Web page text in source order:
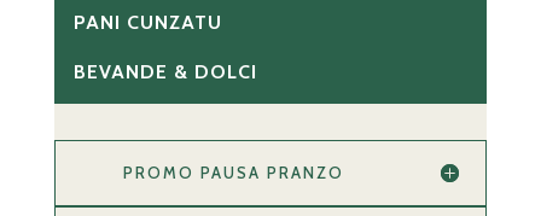
PANI CUNZATU
BEVANDE & DOLCI
PROMO PAUSA PRANZO